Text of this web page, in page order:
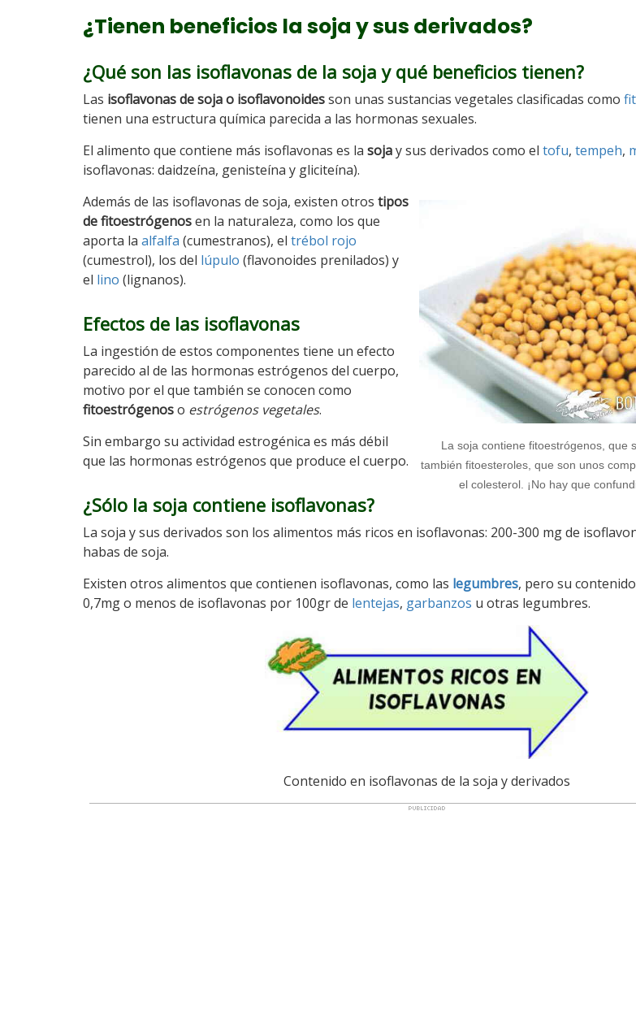
¿Tienen beneficios la soja y sus derivados?
¿Qué son las isoflavonas de la soja y qué beneficios tienen?
Las isoflavonas de soja o isoflavonoidesson unas sustancias vegetales clasificadas como
tienen una estructura química parecida a las hormonas sexuales.
El alimento que contiene más isoflavonas es la sojay sus derivados como el tofu, tempeh,
isoflavonas: daidzeína, genisteína y gliciteína).
La soja contiene fitoestrógenos, que
también fitoesteroles, que son unos
el colesterol. ¡No hay que
Además de las isoflavonas de soja, existen otros tipos
de fitoestrógenosen la naturaleza, como los que
aporta la alfalfa (cumestranos), el trébol rojo
(cumestrol), los del lúpulo (flavonoides prenilados) y
el lino (lignanos).
Efectos de las isoflavonas
La ingestión de estos componentes tiene un efecto
parecido al de las hormonas estrógenos del cuerpo,
motivo por el que también se conocen como
fitoestrógenoso estrógenos vegetales.
Sin embargo su actividad estrogénica es más débil
que las hormonas estrógenos que produce el cuerpo.
¿Sólo la soja contiene isoflavonas?
La soja y sus derivados son los alimentos más ricos en isoflavonas: 200-300 mg de
habas de soja.
Existen otros alimentos que contienen isoflavonas, como las legumbres, pero su
0,7mg o menos de isoflavonas por 100gr de lentejas, garbanzos u otras legumbres.
Contenido en isoflavonas de la soja y derivados